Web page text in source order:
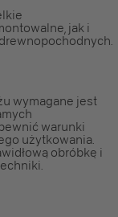
jak i
wymagane jest
warunki
użytkowania.
obróbkę i